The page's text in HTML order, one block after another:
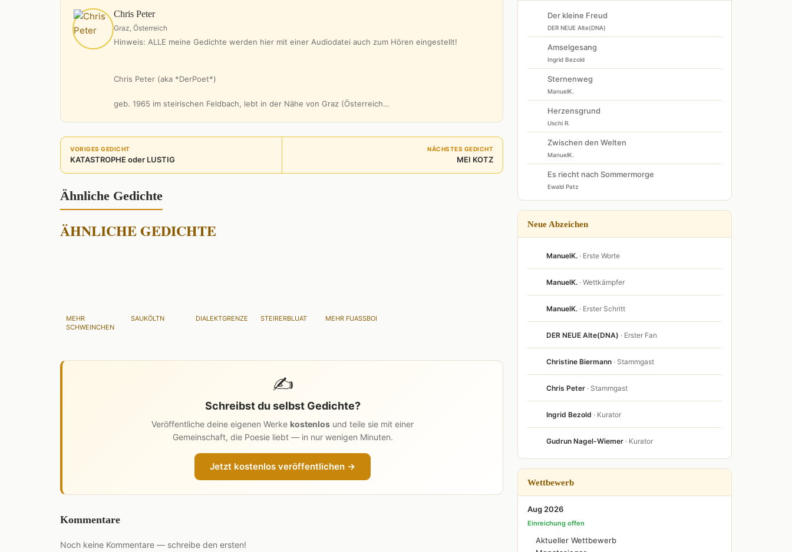
Chris Peter
Graz, Österreich
Hinweis: ALLE meine Gedichte werden hier mit einer Audiodatei auch zum Hören eingestellt!
Chris Peter (aka *DerPoet*)
geb. 1965 im steirischen Feldbach, lebt in der Nähe von Graz (Österreich…
VORIGES GEDICHT
KATASTROPHE oder LUSTIG
NÄCHSTES GEDICHT
MEI KOTZ
Ähnliche Gedichte
ÄHNLICHE GEDICHTE
MEHR
SCHWEINCHEN
SAUKÖLTN DIALEKTGRENZE STEIRERBLUAT MEHR FUASSBOI
✍️
Schreibst du selbst Gedichte?
Veröffentliche deine eigenen Werke kostenlos und teile sie mit einer
Gemeinschaft, die Poesie liebt — in nur wenigen Minuten.
Jetzt kostenlos veröffentlichen →
Kommentare
Noch keine Kommentare — schreibe den ersten!
Der kleine Freud
DER NEUE Alte(DNA)
Amselgesang
Ingrid Bezold
Sternenweg
ManuelK.
Herzensgrund
Uschi R.
Zwischen den Welten
ManuelK.
Es riecht nach Sommermorge
Ewald Patz
Neue Abzeichen
ManuelK. · Erste Worte
ManuelK. · Wettkämpfer
ManuelK. · Erster Schritt
DER NEUE Alte(DNA) · Erster Fan
Christine Biermann · Stammgast
Chris Peter · Stammgast
Ingrid Bezold · Kurator
Gudrun Nagel-Wiemer · Kurator
Wettbewerb
Aug 2026
Einreichung offen
Aktueller Wettbewerb